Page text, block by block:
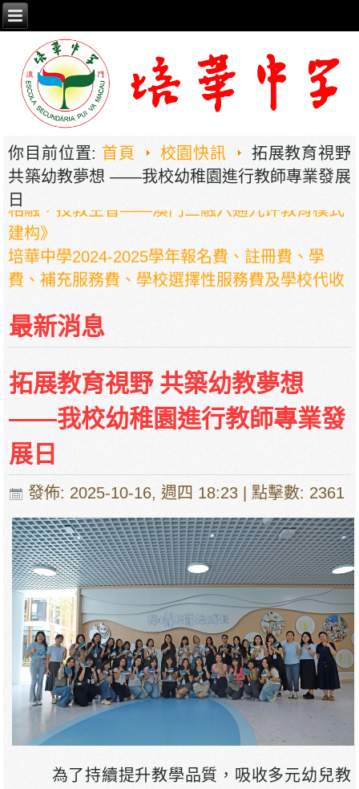
你目前位置: 首頁 校園快訊
拓展教育視野
共築幼教夢想 ——我校幼稚園進行教師專業發展
日
2026年职业教育国家教学成果奖申报——《普职
相融，技教生香——澳门三融六通九评教育模式
建构》
培華中學2024-2025學年報名費、註冊費、學
費、補充服務費、學校選擇性服務費及學校代收
項目
培華中學收費項目一覽表
停課通知
最新消息
拓展教育視野 共築幼教夢想
——我校幼稚園進行教師專業發
展日
發佈: 2025-10-16, 週四 18:23 | 點擊數: 2361
為了持續提升教學品質，吸收多元幼兒教